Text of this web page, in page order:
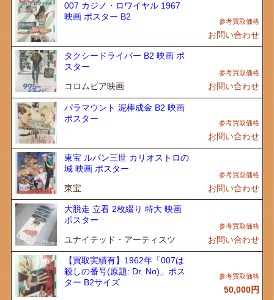
007 カジノ・ロワイヤル 1967
映画 ポスター B2
お問い合わせ
タクシードライバー B2 映画 ポ
スター
コロムビア映画 お問い合わせ
パラマウント 泥棒成金 B2 映画
ポスター
お問い合わせ
東宝 ルパン三世 カリオストロの
城 映画 ポスター
東宝 お問い合わせ
大脱走 立看 2枚綴り 特大 映画
ポスター
ユナイテッド・アーティスツ お問い合わせ
【買取実績有】1962年「007は
殺しの番号(原題: Dr. No)」ポス
ター B2サイズ
50,000円